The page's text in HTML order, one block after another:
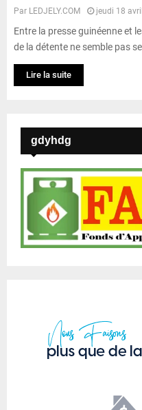
Par LEDJELY.COM jeudi 18
Entre la presse guinéenne et
de la détente ne semble pas
Lire la suite
gdyhdg